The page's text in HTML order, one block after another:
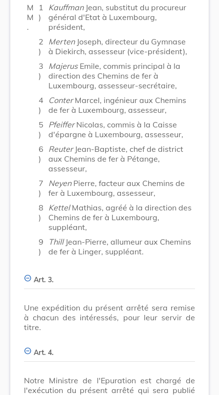
M
M
.
1
)
KauffmanJean, substitut du procureur
général d'Etat à Luxembourg,
président,
2
)
MertenJoseph, directeur du Gymnase
à Diekirch, assesseur (vice-président),
3
)
MajerusEmile, commis principal à la
direction des Chemins de fer à
Luxembourg, assesseur-secrétaire,
4
)
ConterMarcel, ingénieur aux Chemins
de fer à Luxembourg, assesseur,
5
)
PfeifferNicolas, commis à la Caisse
d'épargne à Luxembourg, assesseur,
6
)
ReuterJean-Baptiste, chef de district
aux Chemins de fer à Pétange,
assesseur,
7
)
NeyenPierre, facteur aux Chemins de
fer à Luxembourg, assesseur,
8
)
KettelMathias, agréé à la direction des
Chemins de fer à Luxembourg,
suppléant,
9
)
ThillJean-Pierre, allumeur aux Chemins
de fer à Linger, suppléant.
Art. 3.
Une expédition du présent arrêté sera remise
à chacun des intéressés, pour leur servir de
titre.
Art. 4.
Notre Ministre de l'Epuration est chargé de
l'exécution du présent arrêté qui sera publié